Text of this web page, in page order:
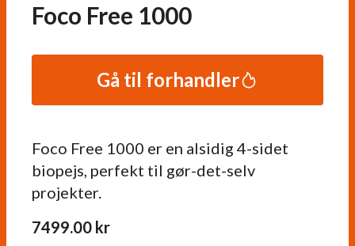
Foco Free 1000
Foco Free 1000 er en alsidig 4-sidet
biopejs, perfekt til gør-det-selv
projekter.
7499.00 kr
Gå til forhandler